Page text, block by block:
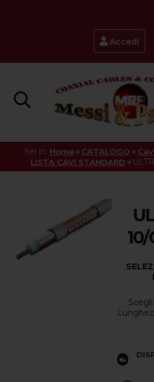
Accedi
Sei in: Home » CATALOGO »
LISTA CAVI STANDARD »
Scegli